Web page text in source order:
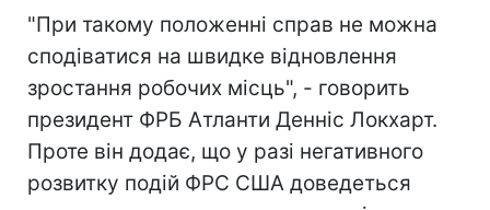
"При такому положенні справ не можна
сподіватися на швидке відновлення
зростання робочих місць", - говорить
президент ФРБ Атланти Денніс Локхарт.
Проте він додає, що у разі негативного
розвитку подій ФРС США доведеться